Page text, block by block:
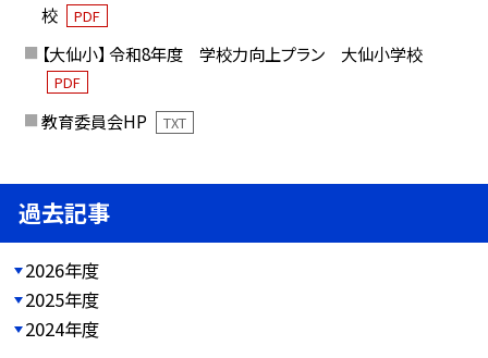
校
PDF
【大仙小】 令和8年度 学校力向上プラン 大仙小学校
PDF
教育委員会HP TXT
過去記事
2026年度
2025年度
2024年度